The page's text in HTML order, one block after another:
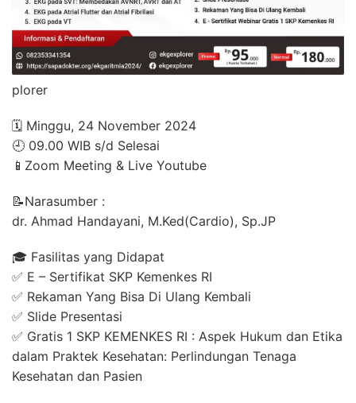
plorer
🗓️ Minggu, 24 November 2024
🕘 09.00 WIB s/d Selesai
📱Zoom Meeting & Live Youtube
📝Narasumber :
dr. Ahmad Handayani, M.Ked(Cardio), Sp.JP
🎓 Fasilitas yang Didapat
✅ E – Sertifikat SKP Kemenkes RI
✅ Rekaman Yang Bisa Di Ulang Kembali
✅ Slide Presentasi
✅ Gratis 1 SKP KEMENKES RI : Aspek Hukum dan Etika
dalam Praktek Kesehatan: Perlindungan Tenaga
Kesehatan dan Pasien